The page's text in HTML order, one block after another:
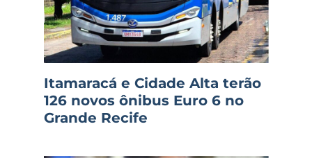
Itamaracá e Cidade Alta terão
126 novos ônibus Euro 6 no
Grande Recife